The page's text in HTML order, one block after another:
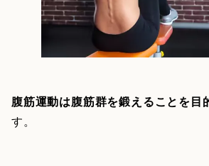
腹筋運動は腹筋群を鍛えることを目
す。